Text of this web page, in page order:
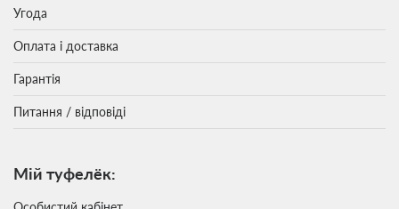
Угода
Оплата і доставка
Гарантія
Питання / відповіді
Мій туфелёк: